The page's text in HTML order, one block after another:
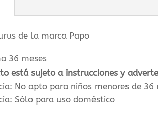
de la marca Papo
36 meses
está sujeto a instrucciones y
No apto para niños menores de 36
Sólo para uso doméstico